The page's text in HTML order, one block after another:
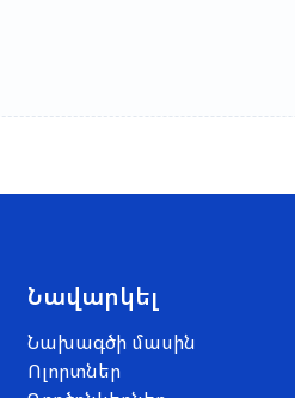
Նավարկել
Նախագծի մասին
Ոլորտներ